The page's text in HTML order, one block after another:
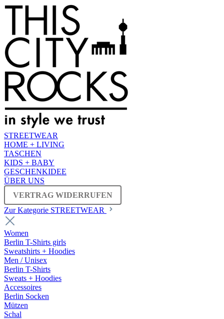
STREETWEAR
HOME + LIVING
TASCHEN
KIDS + BABY
GESCHENKIDEE
ÜBER UNS
VERTRAG WIDERRUFEN
Zur Kategorie STREETWEAR
Women
Berlin T-Shirts girls
Sweatshirts + Hoodies
Men / Unisex
Berlin T-Shirts
Sweats + Hoodies
Accessoires
Berlin Socken
Mützen
Schal